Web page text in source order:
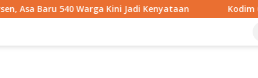
Kini Jadi Kenyataan Kodim 0409 Hadirkan Air